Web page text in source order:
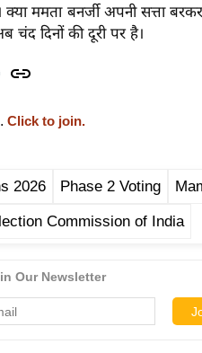
ममता बनर्जी अपनी सत्ता
दिनों की दूरी पर है।
Click to join.
2026 Phase 2 Voting
Commission of India